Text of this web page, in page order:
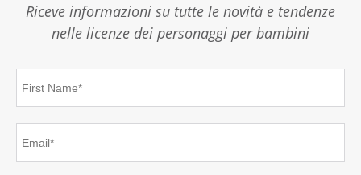
Riceve informazioni su tutte le novità e tendenze
nelle licenze dei personaggi per bambini